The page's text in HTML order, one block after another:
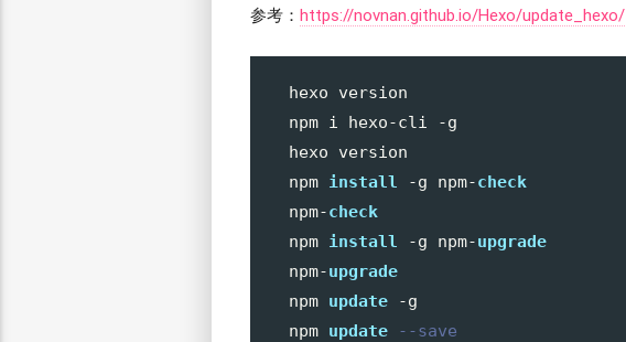
参考： https://novnan.github.io/Hexo/update_hexo/
hexo version
npm i hexo-cli -g
hexo version
npm install -g npm-check
npm-check
npm install -g npm-upgrade
npm-upgrade
npm update -g
npm update
--save